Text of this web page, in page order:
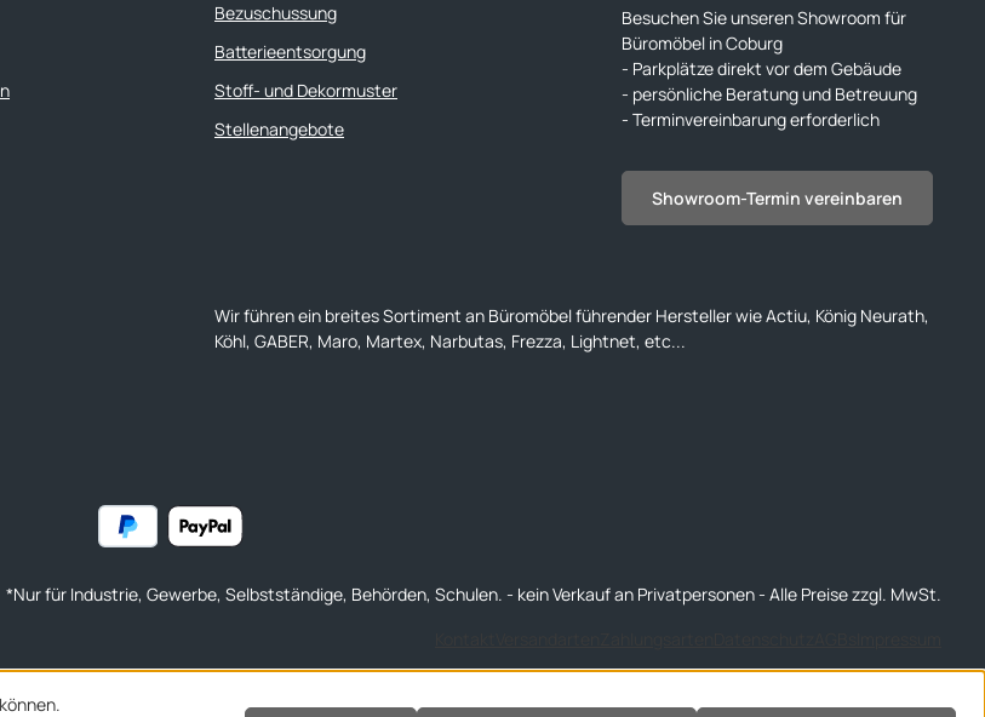
Bezuschussung
Batterieentsorgung
Stoff- und Dekormuster
Stellenangebote
Besuchen Sie unseren Showroom für
Büromöbel in Coburg
- Parkplätze direkt vor dem Gebäude
- persönliche Beratung und Betreuung
- Terminvereinbarung erforderlich
Showroom-Termin vereinbaren
Wir führen ein breites Sortiment an Büromöbel führender Hersteller wie Actiu, König Neurath,
Köhl, GABER, Maro, Martex, Narbutas, Frezza, Lightnet, etc...
*Nur für Industrie, Gewerbe, Selbstständige, Behörden, Schulen. - kein Verkauf an Privatpersonen - Alle Preise zzgl. MwSt.